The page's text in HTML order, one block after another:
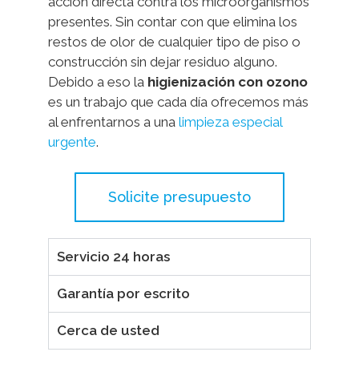
presentes. Sin contar con que elimina los
restos de olor de cualquier tipo de piso o
construcción sin dejar residuo alguno.
Debido a eso la higienización con ozono
es un trabajo que cada día ofrecemos más
al enfrentarnos a una limpieza especial
urgente.
Solicite presupuesto
Servicio 24 horas
Garantía por escrito
Cerca de usted